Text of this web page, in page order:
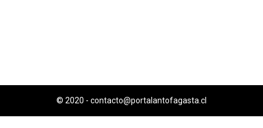
© 2020 - contacto@portalantofagasta.cl